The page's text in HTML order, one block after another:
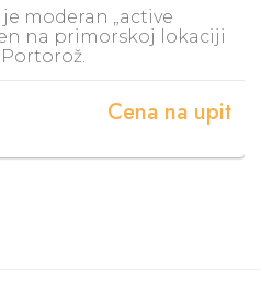
moderan „active
na primorskoj lokaciji
Cena na upit